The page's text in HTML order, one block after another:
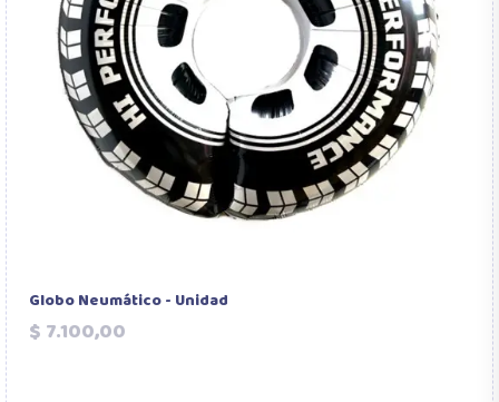
Globo Neumático - Unidad
$ 7.100,00